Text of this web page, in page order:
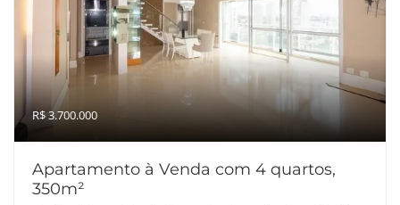
R$ 3.700.000
Apartamento à Venda com 4 quartos,
350m²